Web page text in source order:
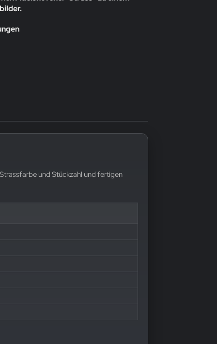
und Stückzahl und fertigen